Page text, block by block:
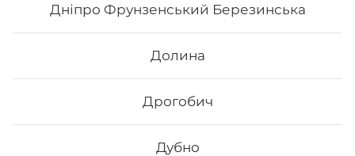
Дніпро Фрунзенський Березинська
Долина
Дрогобич
Дубно